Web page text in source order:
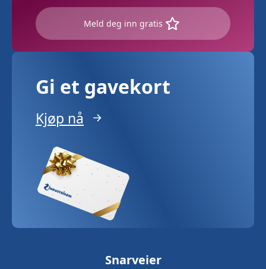
Meld deg inn gratis
Gi et gavekort
Kjøp nå
Snarveier